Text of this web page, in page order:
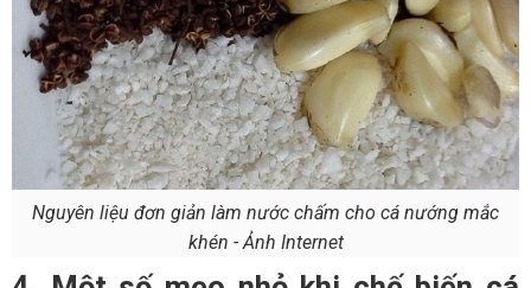
Nguyên liệu đơn giản làm nước chấm cho cá nướng mắc
khén - Ảnh Internet